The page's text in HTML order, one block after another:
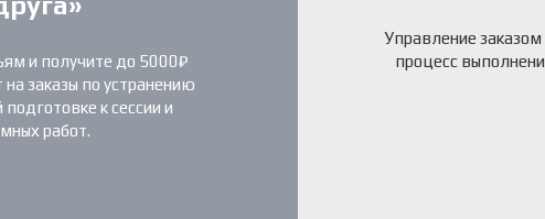
и получите до 5000₽
заказы по устранению
к сессии и
работ.
Управление
процесс